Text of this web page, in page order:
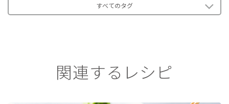
すべてのタグ
関連するレシピ